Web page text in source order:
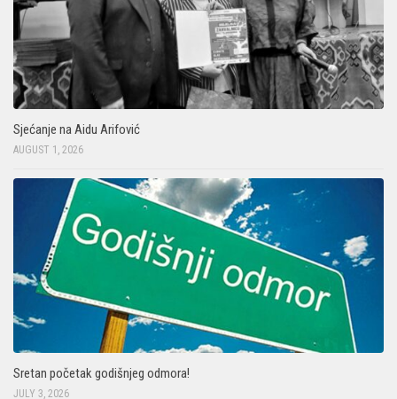
Sjećanje na Aidu Arifović
AUGUST 1, 2026
Sretan početak godišnjeg odmora!
JULY 3, 2026